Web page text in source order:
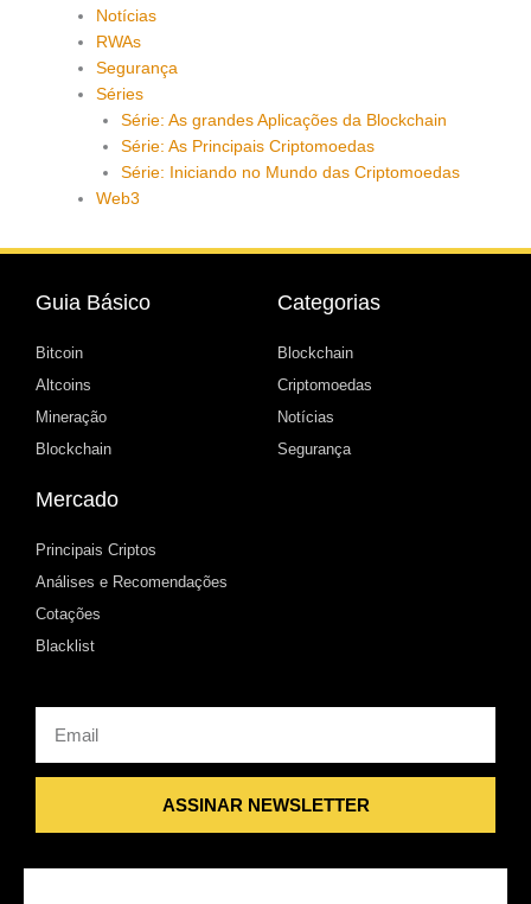
Notícias
RWAs
Segurança
Séries
Série: As grandes Aplicações da Blockchain
Série: As Principais Criptomoedas
Série: Iniciando no Mundo das Criptomoedas
Web3
Guia Básico
Bitcoin
Altcoins
Mineração
Blockchain
Categorias
Blockchain
Criptomoedas
Notícias
Segurança
Mercado
Principais Criptos
Análises e Recomendações
Cotações
Blacklist
ASSINAR NEWSLETTER